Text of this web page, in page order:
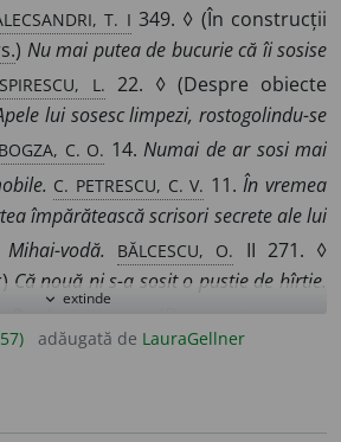
T. I 349. ◊ (În construcții
) Nu mai putea de bucurie că îi sosise
L. 22. ◊ (Despre obiecte
lui sosesc limpezi, rostogolindu-se
BOGZA, C. O. 14.Numai de ar sosi mai
C. PETRESCU, C. V. 11.În vremea
împărătească scrisori secrete ale lui
vodă. BĂLCESCU, O. II 271. ◊
Că nouă ni s-a sosit o pustie de hîrtie.
începe să se desfășoare.Toamna a
trist.
expand_more extinde
adăugată de LauraGellner